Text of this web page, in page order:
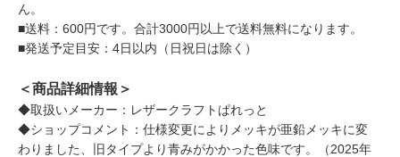
ん。
■送料：600円です。合計3000円以上で送料無料になります。
■発送予定目安：4日以内（日祝日は除く）
＜商品詳細情報＞
◆取扱いメーカー：レザークラフトぱれっと
◆ショップコメント：仕様変更によりメッキが亜鉛メッキに変
わりました、旧タイプより青みがかかった色味です。（2025年